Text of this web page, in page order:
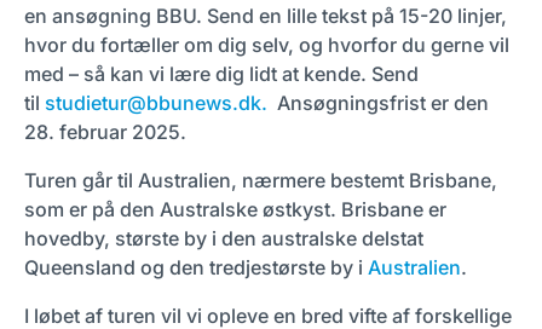
en ansøgning BBU. Send en lille tekst på 15-20 linjer,
hvor du fortæller om dig selv, og hvorfor du gerne vil
med – så kan vi lære dig lidt at kende. Send
til studietur@bbunews.dk. Ansøgningsfrist er den
28. februar 2025.
Turen går til Australien, nærmere bestemt Brisbane,
som er på den Australske østkyst. Brisbane er
hovedby, største by i den australske delstat
Queensland og den tredjestørste by i Australien.
I løbet af turen vil vi opleve en bred vifte af forskellige